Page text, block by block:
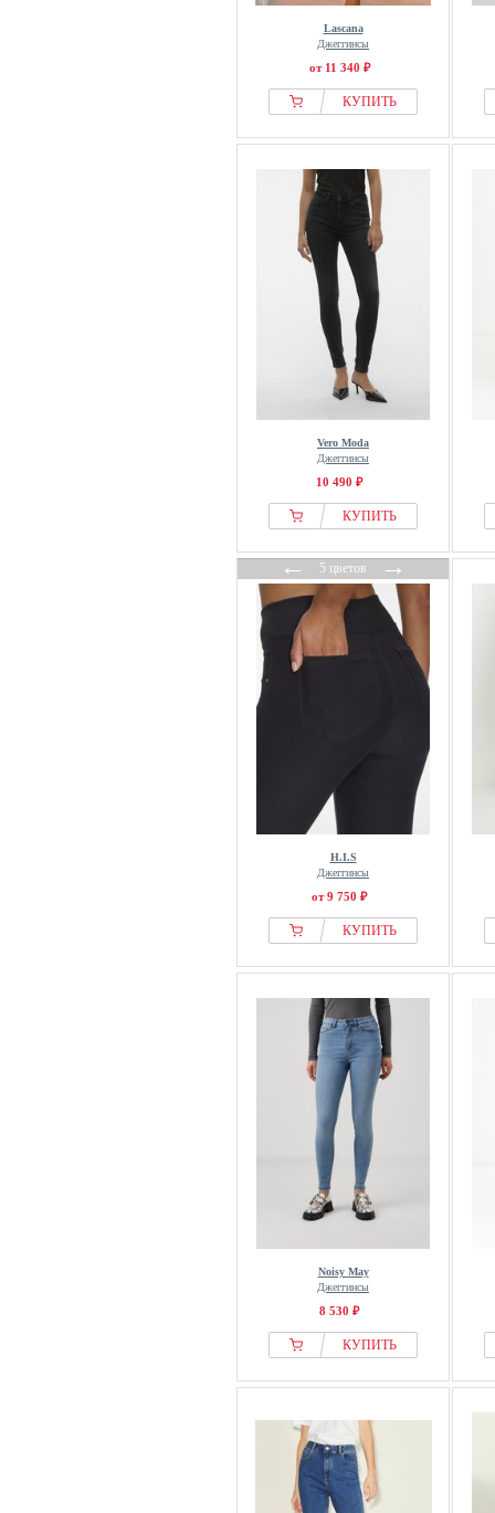
Lascana
Джеггинсы
от 11 340 ₽
КУПИТЬ
Vero Moda
Джеггинсы
10 490 ₽
КУПИТЬ
←5 цветов→
H.I.S
Джеггинсы
от 9 750 ₽
КУПИТЬ
Noisy May
Джеггинсы
8 530 ₽
КУПИТЬ